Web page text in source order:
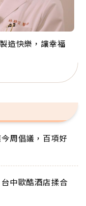
造快樂，讓幸福
36年 「台灣是我
！「蛋黃哥小
休後才開始真
最年長羽球選
小提琴還登上小
周倡議，百項好
中歐酷酒店揉合